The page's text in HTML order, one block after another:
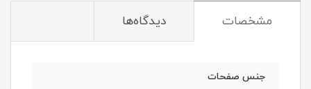
مشخصات دیدگاه‌ها
جنس صفحات